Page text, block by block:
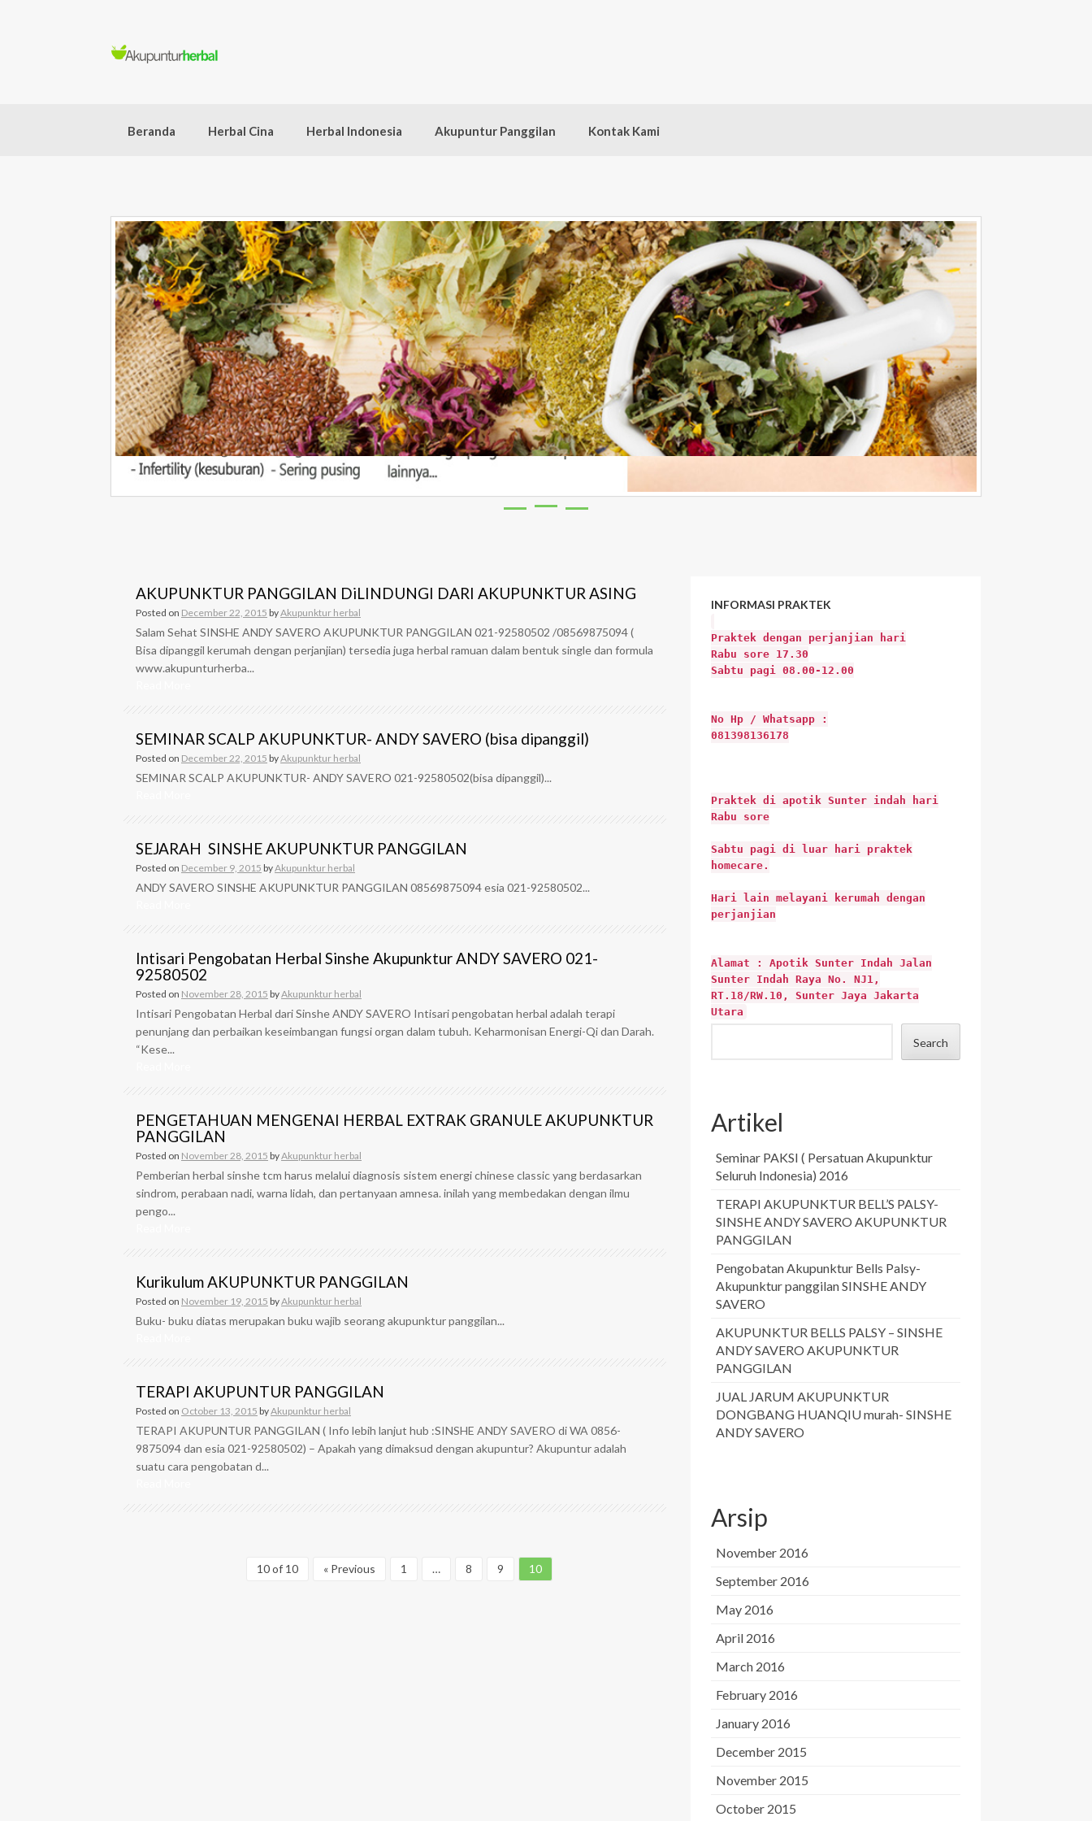
Beranda Herbal Cina Herbal Indonesia Akupuntur Panggilan Kontak Kami
AKUPUNKTUR PANGGILAN DiLINDUNGI DARI AKUPUNKTUR ASING
Posted on December 22, 2015 byAkupunktur herbal
Salam Sehat SINSHE ANDY SAVERO AKUPUNKTUR PANGGILAN 021-92580502 /08569875094 (
Bisa dipanggil kerumah dengan perjanjian) tersedia juga herbal ramuan dalam bentuk single dan formula
www.akupunturherba...
SEMINAR SCALP AKUPUNKTUR- ANDY SAVERO (bisa dipanggil)
Posted on December 22, 2015 byAkupunktur herbal
SEMINAR SCALP AKUPUNKTUR- ANDY SAVERO 021-92580502(bisa dipanggil)...
SEJARAH SINSHE AKUPUNKTUR PANGGILAN
Posted on December 9, 2015 byAkupunktur herbal
ANDY SAVERO SINSHE AKUPUNKTUR PANGGILAN 08569875094 esia 021-92580502...
Intisari Pengobatan Herbal Sinshe Akupunktur ANDY SAVERO 021-
92580502
Posted on November 28, 2015 byAkupunktur herbal
Intisari Pengobatan Herbal dari Sinshe ANDY SAVERO Intisari pengobatan herbal adalah terapi
penunjang dan perbaikan keseimbangan fungsi organ dalam tubuh. Keharmonisan Energi-Qi dan Darah.
“Kese...
PENGETAHUAN MENGENAI HERBAL EXTRAK GRANULE AKUPUNKTUR
PANGGILAN
Posted on November 28, 2015 byAkupunktur herbal
Pemberian herbal sinshe tcm harus melalui diagnosis sistem energi chinese classic yang berdasarkan
sindrom, perabaan nadi, warna lidah, dan pertanyaan amnesa. inilah yang membedakan dengan ilmu
pengo...
Kurikulum AKUPUNKTUR PANGGILAN
Posted on November 19, 2015 byAkupunktur herbal
Buku- buku diatas merupakan buku wajib seorang akupunktur panggilan...
TERAPI AKUPUNTUR PANGGILAN
Posted on October 13, 2015 byAkupunktur herbal
TERAPI AKUPUNTUR PANGGILAN ( Info lebih lanjut hub :SINSHE ANDY SAVERO di WA 0856-
9875094 dan esia 021-92580502) – Apakah yang dimaksud dengan akupuntur? Akupuntur adalah
suatu cara pengobatan d...
10 of 10 « Previous 1 … 8 9 10
INFORMASI PRAKTEK
Praktek dengan perjanjian hari
Rabu sore 17.30
Sabtu pagi 08.00-12.00
No Hp / Whatsapp :
081398136178
Praktek di apotik Sunter indah hari
Rabu sore
Sabtu pagi di luar hari praktek
homecare.
Hari lain melayani kerumah dengan
perjanjian
Alamat : Apotik Sunter Indah Jalan
Sunter Indah Raya No. NJ1,
RT.18/RW.10, Sunter Jaya Jakarta
Utara
Search
Artikel
Seminar PAKSI ( Persatuan Akupunktur
Seluruh Indonesia) 2016
TERAPI AKUPUNKTUR BELL’S PALSY-
SINSHE ANDY SAVERO AKUPUNKTUR
PANGGILAN
Pengobatan Akupunktur Bells Palsy-
Akupunktur panggilan SINSHE ANDY
SAVERO
AKUPUNKTUR BELLS PALSY – SINSHE
ANDY SAVERO AKUPUNKTUR
PANGGILAN
JUAL JARUM AKUPUNKTUR
DONGBANG HUANQIU murah- SINSHE
ANDY SAVERO
Arsip
November 2016
September 2016
May 2016
April 2016
March 2016
February 2016
January 2016
December 2015
November 2015
October 2015